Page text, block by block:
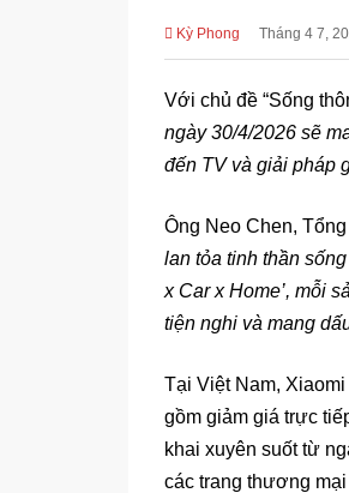
Kỳ Phong Tháng 4 7,
Với chủ đề “Sống
ngày 30/4/2026 sẽ
đến TV và giải pháp
Ông Neo Chen,
lan tỏa tinh thần
x Car x Home’, mỗi
tiện nghi và mang
Tại Việt Nam,
gồm giảm giá trực
khai xuyên suốt từ
các trang thương